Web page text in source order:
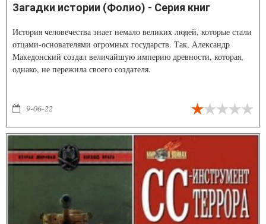
Загадки истории (Фолио) - Серия книг
История человечества знает немало великих людей, которые стали
отцами-основателями огромных государств. Так, Александр
Македонский создал величайшую империю древности, которая,
однако, не пережила своего создателя.
9-06-22